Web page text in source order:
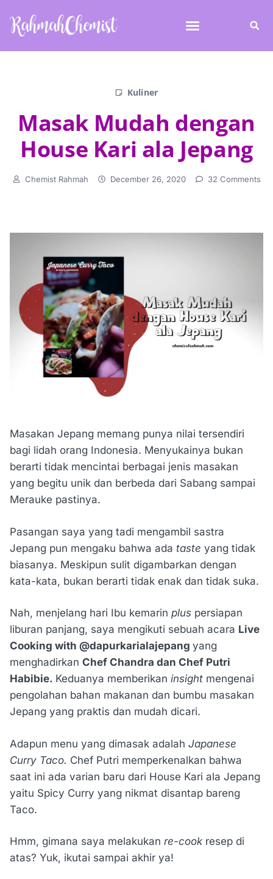
Kuliner
Masak Mudah dengan
House Kari ala Jepang
Chemist Rahmah December 26, 2020 32 Comments
Masakan Jepang memang punya nilai tersendiri
bagi lidah orang Indonesia. Menyukainya bukan
berarti tidak mencintai berbagai jenis masakan
yang begitu unik dan berbeda dari Sabang sampai
Merauke pastinya.
Pasangan saya yang tadi mengambil sastra
Jepang pun mengaku bahwa ada taste yang tidak
biasanya. Meskipun sulit digambarkan dengan
kata-kata, bukan berarti tidak enak dan tidak suka.
Nah, menjelang hari Ibu kemarin plus persiapan
liburan panjang, saya mengikuti sebuah acara Live
Cooking with @dapurkarialajepang yang
menghadirkan Chef Chandra dan Chef Putri
Habibie. Keduanya memberikan insight mengenai
pengolahan bahan makanan dan bumbu masakan
Jepang yang praktis dan mudah dicari.
Adapun menu yang dimasak adalah Japanese
Curry Taco. Chef Putri memperkenalkan bahwa
saat ini ada varian baru dari House Kari ala Jepang
yaitu Spicy Curry yang nikmat disantap bareng
Taco.
Hmm, gimana saya melakukan re-cook resep di
atas? Yuk, ikutai sampai akhir ya!